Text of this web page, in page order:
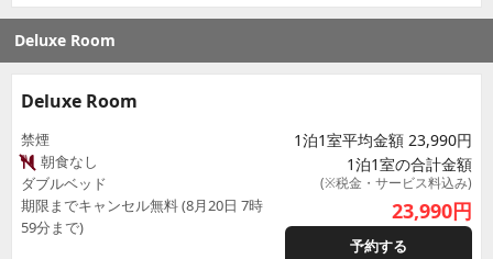
Deluxe Room
Deluxe Room
禁煙
朝食なし
ダブルベッド
期限までキャンセル無料 (8月20日 7時
59分まで)
1泊1室平均金額 23,990円
1泊1室の合計金額
(※税金・サービス料込み)
23,990円
予約する